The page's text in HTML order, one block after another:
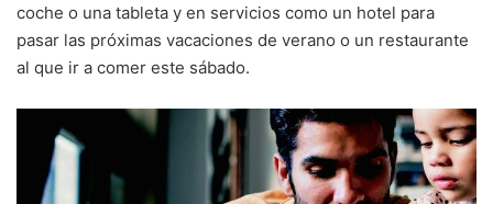
coche o una tableta y en servicios como un hotel para
pasar las próximas vacaciones de verano o un restaurante
al que ir a comer este sábado.